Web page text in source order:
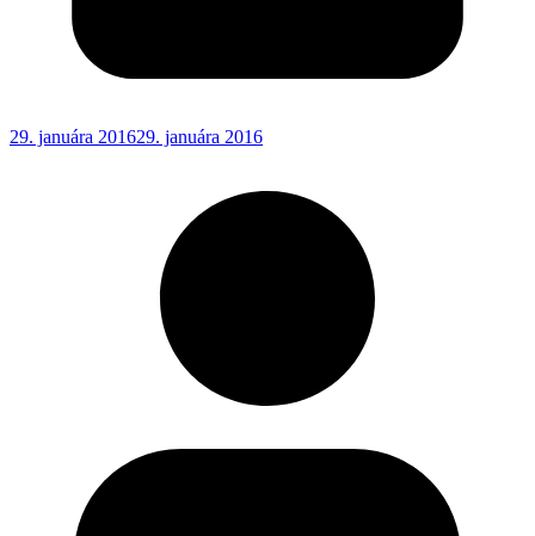
29. januára 201629. januára 2016